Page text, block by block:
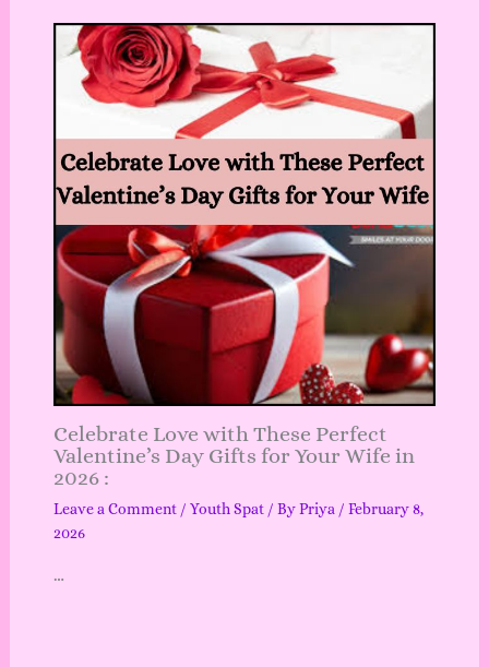
Celebrate Love with These Perfect
Valentine’s Day Gifts for Your Wife in
2026 :
Leave a Comment / Youth Spat/ ByPriya / February 8,
2026
…